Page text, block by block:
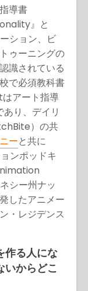
導書
』と
ション、ビ
ゥーニングの
識されている
で必須教科書
アート指導
り、デイリ
）の共
ーと共に
ンポッドキ
シー州ナッ
したアニメー
・レジデンス
作る人にな
いからどこ